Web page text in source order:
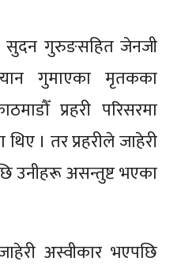
सुदन गुरुङसहित जेनजी
गुमाएका मृतकका
प्रहरी परिसरमा
। तर प्रहरीले जाहेरी
उनीहरू असन्तुष्ट भएका
अस्वीकार भएपछि